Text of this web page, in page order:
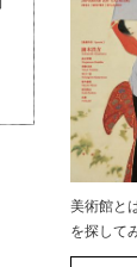
美術館と
を探して